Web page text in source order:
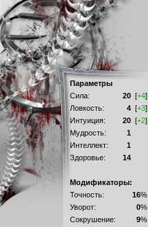
Параметры
Сила:
20 [+4]
Ловкость:
4 [+3]
Интуиция:
20 [+2]
Мудрость:
1
Интеллект:
1
Здоровье:
14
Модификаторы:
Точность:
16%
Уворот:
0%
Сокрушение:
9%